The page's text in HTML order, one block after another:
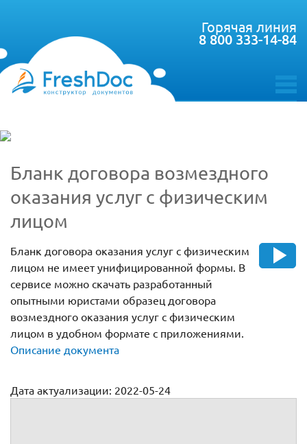
toggle
Горячая линия
8 800 333-14-84
Бланк договора возмездного
оказания услуг с физическим
лицом
Бланк договора оказания услуг с физическим
лицом не имеет унифицированной формы. В
сервисе можно скачать разработанный
опытными юристами образец договора
возмездного оказания услуг с физическим
лицом в удобном формате с приложениями.
Описание документа
Дата актуализации: 2022-05-24